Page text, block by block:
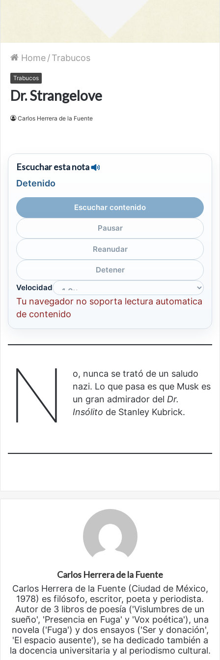
Home/Trabucos
Trabucos
Dr. Strangelove
Carlos Herrera de la Fuente
Escuchar esta nota
Detenido
Escuchar contenido
Pausar
Reanudar
Detener
Velocidad
Tu navegador no soporta lectura automatica
de contenido
N
o, nunca se trató de un saludo
nazi. Lo que pasa es que Musk es
un gran admirador del Dr.
Insólito de Stanley Kubrick.
Carlos Herrera de la Fuente
Carlos Herrera de la Fuente (Ciudad de México,
1978) es filósofo, escritor, poeta y periodista.
Autor de 3 libros de poesía ('Vislumbres de un
sueño', 'Presencia en Fuga' y 'Vox poética'), una
novela ('Fuga') y dos ensayos ('Ser y donación',
'El espacio ausente'), se ha dedicado también a
la docencia universitaria y al periodismo cultural.